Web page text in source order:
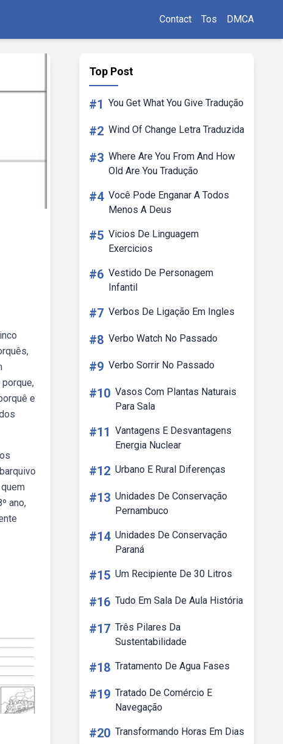
Contact Tos DMCA
e
ano,
Top Post
#1 You Get What You Give Tradução
#2 Wind Of Change Letra Traduzida
#3 Where Are You From And How
Old Are You Tradução
#4 Você Pode Enganar A Todos
Menos A Deus
#5 Vicios De Linguagem
Exercicios
#6 Vestido De Personagem
Infantil
#7 Verbos De Ligação Em Ingles
#8 Verbo Watch No Passado
#9 Verbo Sorrir No Passado
#10 Vasos Com Plantas Naturais
Para Sala
#11 Vantagens E Desvantagens
Energia Nuclear
#12 Urbano E Rural Diferenças
#13 Unidades De Conservação
Pernambuco
#14 Unidades De Conservação
Paraná
#15 Um Recipiente De 30 Litros
#16 Tudo Em Sala De Aula História
#17 Três Pilares Da
Sustentabilidade
#18 Tratamento De Agua Fases
#19 Tratado De Comércio E
Navegação
#20 Transformando Horas Em Dias